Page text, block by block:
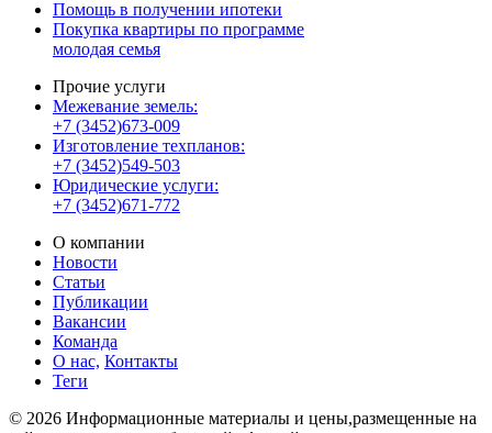
Помощь в получении ипотеки
Покупка квартиры по программе
молодая семья
Прочие услуги
Межевание земель:
+7 (3452)673-009
Изготовление техпланов:
+7 (3452)549-503
Юридические услуги:
+7 (3452)671-772
О компании
Новости
Статьи
Публикации
Вакансии
Команда
О нас, Контакты
Теги
© 2026 Информационные материалы и цены,размещенные на